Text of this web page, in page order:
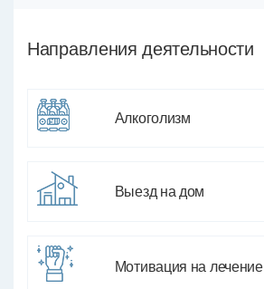
Направления деятельности
Алкоголизм
Выезд на дом
Мотивация на лечение